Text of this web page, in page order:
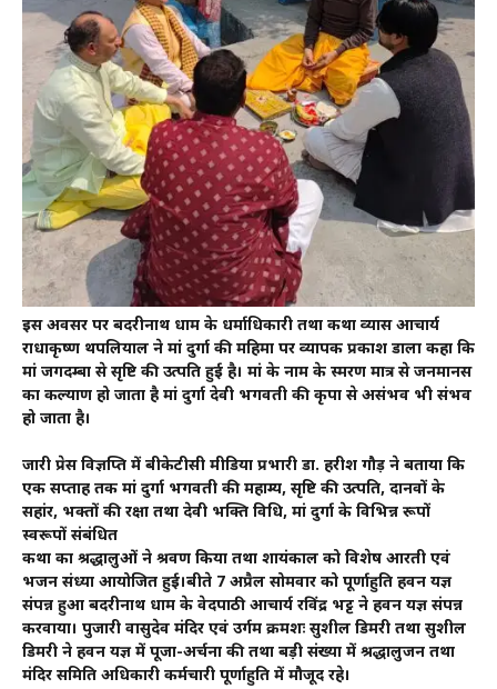
इस अवसर पर बदरीनाथ धाम के धर्माधिकारी तथा कथा व्यास आचार्य
राधाकृष्ण थपलियाल ने मां दुर्गा की महिमा पर व्यापक प्रकाश डाला कहा कि
मां जगदम्बा से सृष्टि की उत्पति हुई है। मां के नाम के स्मरण मात्र से जनमानस
का कल्याण हो जाता है मां दुर्गा देवी भगवती की कृपा से असंभव भी संभव
हो जाता है।
जारी प्रेस विज्ञप्ति में बीकेटीसी मीडिया प्रभारी डा. हरीश गौड़ ने बताया कि
एक सप्ताह तक मां दुर्गा भगवती की महाम्य, सृष्टि की उत्पति, दानवों के
सहांर, भक्तों की रक्षा तथा देवी भक्ति विधि, मां दुर्गा के विभिन्न रूपों
स्वरूपों संबंधित
कथा का श्रद्धालुओं ने श्रवण किया तथा शायंकाल को विशेष आरती एवं
भजन संध्या आयोजित हुई।बीते 7 अप्रैल सोमवार को पूर्णाहुति हवन यज्ञ
संपन्न हुआ बदरीनाथ धाम के वेदपाठी आचार्य रविंद्र भट्ट ने हवन यज्ञ संपन्न
करवाया। पुजारी वासुदेव मंदिर एवं उर्गम क्रमशः सुशील डिमरी तथा सुशील
डिमरी ने हवन यज्ञ में पूजा-अर्चना की तथा बड़ी संख्या में श्रद्धालुजन तथा
मंदिर समिति अधिकारी कर्मचारी पूर्णाहुति में मौजूद रहे।